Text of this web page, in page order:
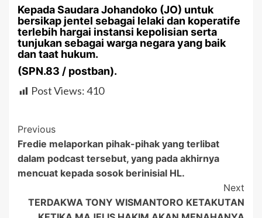
Kepada Saudara Johandoko (JO) untuk
bersikap jentel sebagai lelaki dan koperatife
terlebih hargai instansi kepolisian serta
tunjukan sebagai warga negara yang baik
dan taat hukum.
(SPN.83 / postban).
Post Views:410
Post
Navigation
Previous
Fredie melaporkan pihak-pihak yang terlibat
dalam podcast tersebut, yang pada akhirnya
mencuat kepada sosok berinisial HL.
Next
TERDAKWA TONY WISMANTORO KETAKUTAN